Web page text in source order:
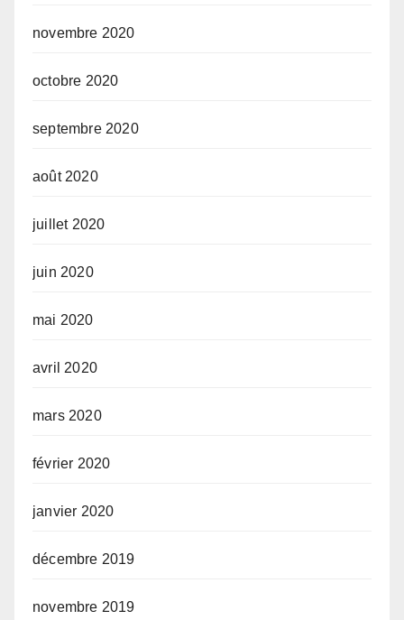
novembre 2020
octobre 2020
septembre 2020
août 2020
juillet 2020
juin 2020
mai 2020
avril 2020
mars 2020
février 2020
janvier 2020
décembre 2019
novembre 2019